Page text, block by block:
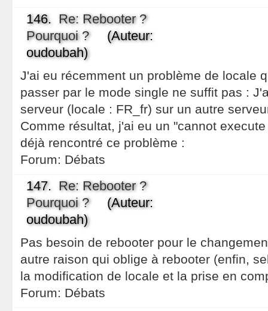
146. Re: Rebooter ?
Pourquoi ?(Auteur:
oudoubah)
J'ai eu récemment un problème de locale
passer par le mode single ne suffit pas :
serveur (locale : FR_fr) sur un autre
Comme résultat, j'ai eu un "cannot
déjà rencontré ce problème :
Forum: Débats
147. Re: Rebooter ?
Pourquoi ?(Auteur:
oudoubah)
Pas besoin de rebooter pour le
autre raison qui oblige à rebooter (enfin,
la modification de locale et la prise en
Forum: Débats